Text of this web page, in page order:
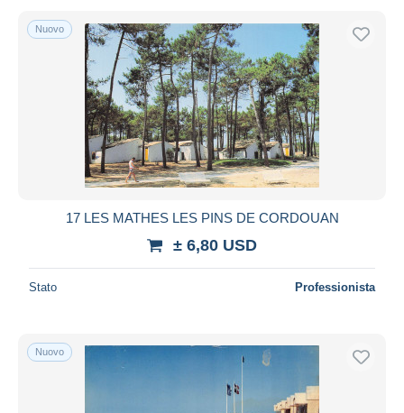
Nuovo
17 LES MATHES LES PINS DE CORDOUAN
± 6,80 USD
Stato Professionista
Nuovo